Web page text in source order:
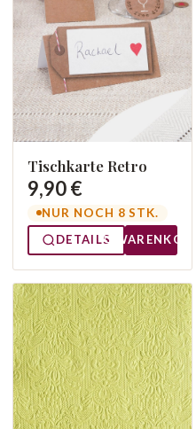
Tischkarte Retro
9,90 €
NUR NOCH 8 STK.
DETAILS
WARENKORB